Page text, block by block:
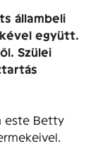
állambeli
együtt.
Szülei
este Betty